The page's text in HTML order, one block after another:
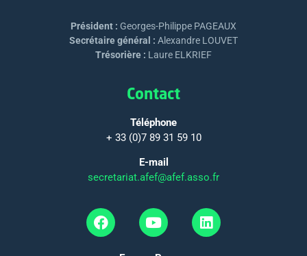
Président : Georges-Philippe PAGEAUX
Secrétaire général : Alexandre LOUVET
Trésorière : Laure ELKRIEF
Contact
Téléphone
+ 33 (0)7 89 31 59 10
E-mail
secretariat.afef@afef.asso.fr